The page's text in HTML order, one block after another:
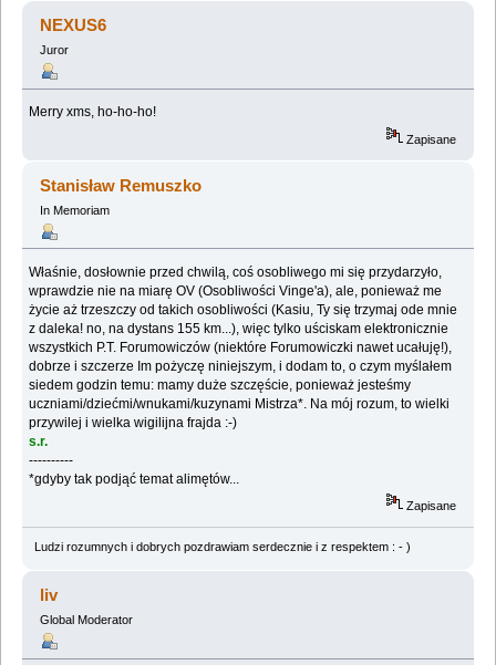
NEXUS6
Juror
Merry xms, ho-ho-ho!
Zapisane
Stanisław Remuszko
In Memoriam
Właśnie, dosłownie przed chwilą, coś osobliwego mi się przydarzyło,
wprawdzie nie na miarę OV (Osobliwości Vinge'a), ale, ponieważ me
życie aż trzeszczy od takich osobliwości (Kasiu, Ty się trzymaj ode mnie
z daleka! no, na dystans 155 km...), więc tylko uściskam elektronicznie
wszystkich P.T. Forumowiczów (niektóre Forumowiczki nawet ucałuję!),
dobrze i szczerze Im pożyczę niniejszym, i dodam to, o czym myślałem
siedem godzin temu: mamy duże szczęście, ponieważ jesteśmy
uczniami/dziećmi/wnukami/kuzynami Mistrza*. Na mój rozum, to wielki
przywilej i wielka wigilijna frajda :-)
s.r.
----------
*gdyby tak podjąć temat alimętów...
Zapisane
Ludzi rozumnych i dobrych pozdrawiam serdecznie i z respektem : - )
liv
Global Moderator